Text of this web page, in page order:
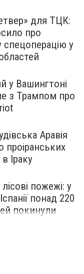
для ТЦК:
про
спецоперацію у
у Вашингтоні
з Трампом про
Аравія
проіранських
Іраку
пожежі: у
понад 220
покинули